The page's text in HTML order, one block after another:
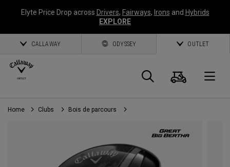
Elyte Price Drop across Drivers, Fairways, Irons and Hybrids
EXPLORE
CALLAWAY ODYSSEY OUTLET
Panier
Home Clubs Bois de parcours